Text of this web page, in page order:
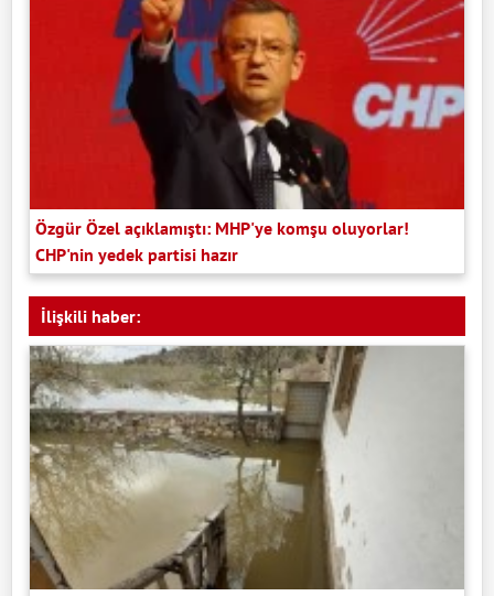
Özgür Özel açıklamıştı: MHP'ye komşu oluyorlar!
CHP'nin yedek partisi hazır
İlişkili haber: